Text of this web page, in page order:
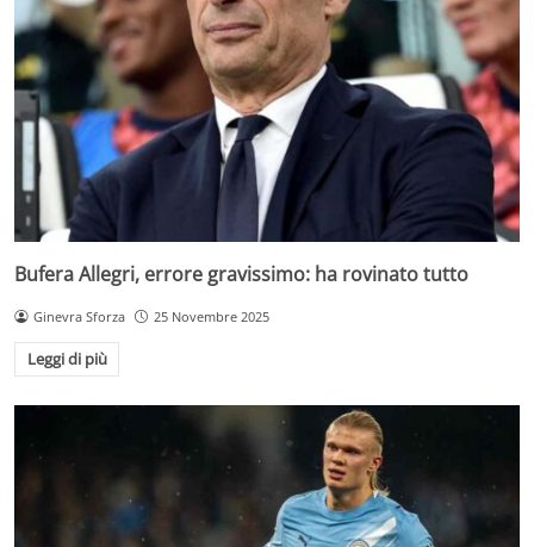
Bufera Allegri, errore gravissimo: ha rovinato tutto
Ginevra Sforza 25 Novembre 2025
Leggi di più